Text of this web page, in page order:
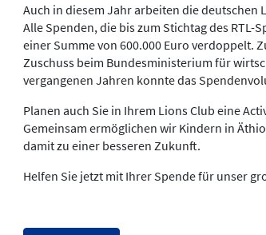
Auch in diesem Jahr arbeiten die deutschen
Alle Spenden, die bis zum Stichtag des
einer Summe von 600.000 Euro verdoppelt.
Zuschuss beim Bundesministerium für
vergangenen Jahren konnte das
Planen auch Sie in Ihrem Lions Club eine
Gemeinsam ermöglichen wir Kindern in
damit zu einer besseren Zukunft.
Helfen Sie jetzt mit Ihrer Spende für unser